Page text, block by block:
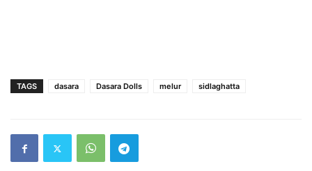
TAGS dasara Dasara Dolls melur sidlaghatta